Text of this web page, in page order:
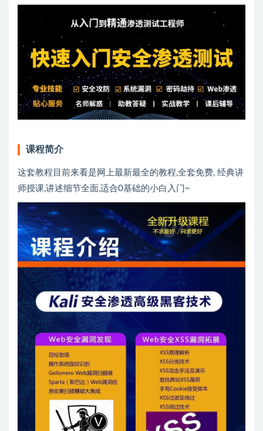
课程简介
这套教程目前来看是网上最新最全的教程,全套免费, 经典讲
师授课,讲述细节全面,适合0基础的小白入门~